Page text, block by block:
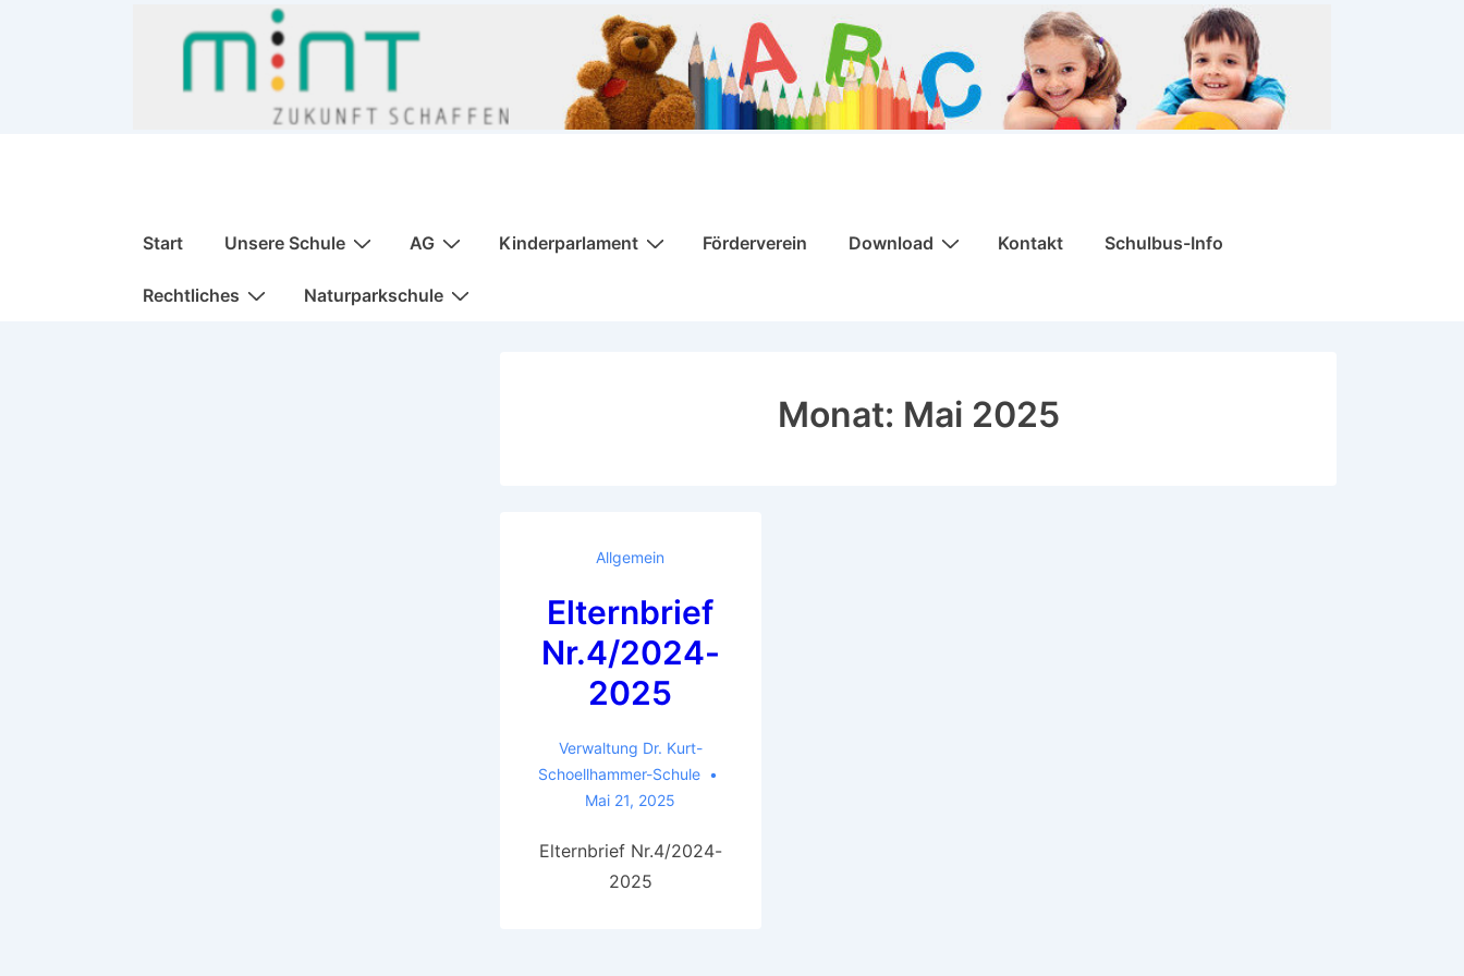
Hauptnavigation
Start Unsere Schule AG Kinderparlament Förderverein Download Kontakt Schulbus-Info
Rechtliches Naturparkschule
Monat: Mai 2025
Allgemein
Elternbrief
Nr.4/2024-
2025
Verwaltung Dr. Kurt-
Schoellhammer-Schule
Mai 21, 2025
Elternbrief Nr.4/2024-
2025